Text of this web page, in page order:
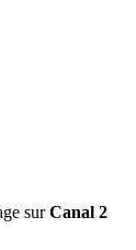
surCanal 2